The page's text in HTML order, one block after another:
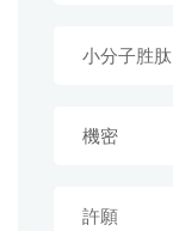
小分子胜肽
機密
許願